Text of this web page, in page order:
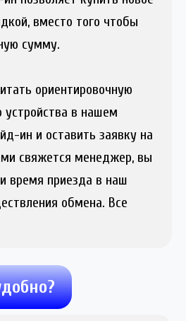
вместо того чтобы
сумму.
ориентировочную
устройства в нашем
ин и оставить заявку на
свяжется менеджер, вы
время приезда в наш
обмена. Все